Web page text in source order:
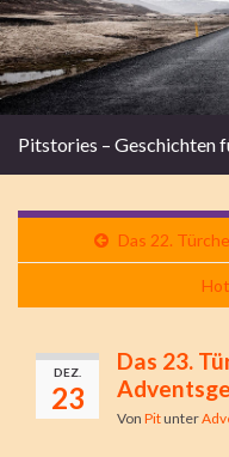
Pitstories – Geschichten
Das 22.
DEZ.
23
Das 23.
Von Pitunter